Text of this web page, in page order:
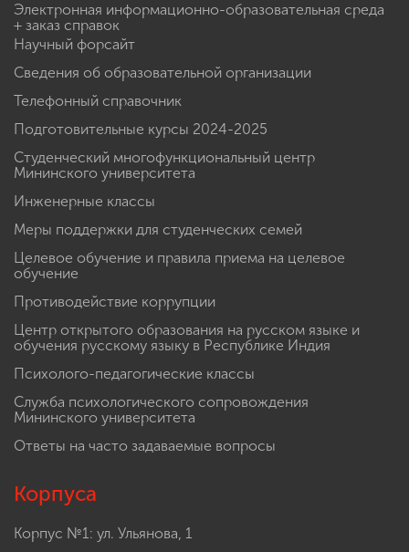
Электронная информационно-образовательная среда
+ заказ справок
Научный форсайт
Сведения об образовательной организации
Телефонный справочник
Подготовительные курсы 2024-2025
Студенческий многофункциональный центр
Мининского университета
Инженерные классы
Меры поддержки для студенческих семей
Целевое обучение и правила приема на целевое
обучение
Противодействие коррупции
Центр открытого образования на русском языке и
обучения русскому языку в Республике Индия
Психолого-педагогические классы
Служба психологического сопровождения
Мининского университета
Ответы на часто задаваемые вопросы
Корпуса
Корпус №1: ул. Ульянова, 1